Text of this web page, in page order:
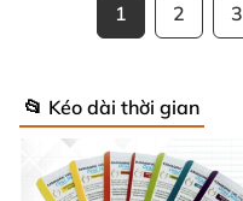
1 2 3
📂 Kéo dài thời gian